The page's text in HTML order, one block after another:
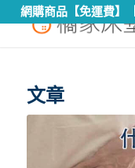
網購商品【免運費】
您現在的位置：
文章